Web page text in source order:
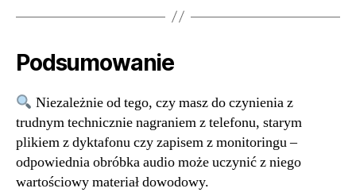
Podsumowanie
Niezależnie od tego, czy masz do czynienia z
trudnym technicznie nagraniem z telefonu, starym
plikiem z dyktafonu czy zapisem z monitoringu –
odpowiednia obróbka audio może uczynić z niego
wartościowy materiał dowodowy.